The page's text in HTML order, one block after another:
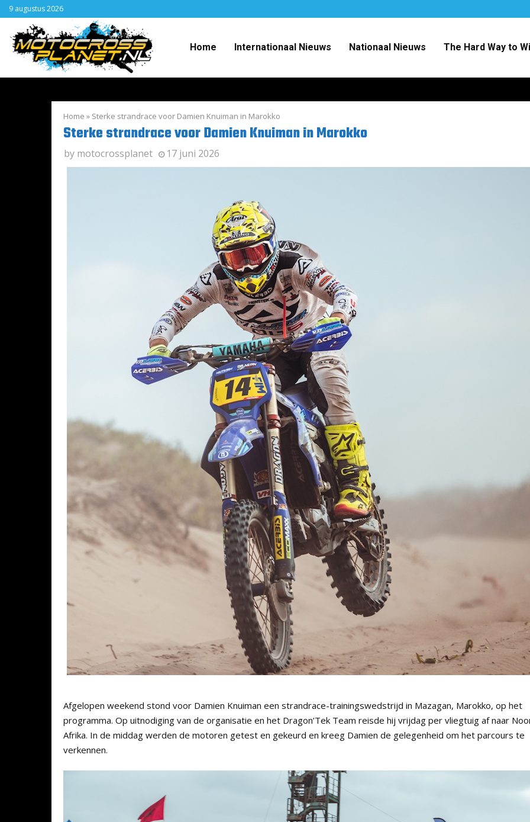
9 augustus 2026
Home Internationaal Nieuws Nationaal Nieuws The Hard Way to
Home » Sterke strandrace voor Damien Knuiman in Marokko
Sterke strandrace voor Damien Knuiman in Marokko
by motocrossplanet 17 juni 2026
Afgelopen weekend stond voor Damien Knuiman een strandrace-trainingswedstrijd in Mazagan, Marokko, op het
programma. Op uitnodiging van de organisatie en het Dragon’Tek Team reisde hij vrijdag per vliegtuig af naar
Afrika. In de middag werden de motoren getest en gekeurd en kreeg Damien de gelegenheid om het parcours te
verkennen.